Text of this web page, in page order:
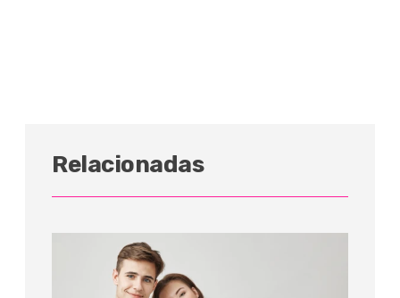
Relacionadas